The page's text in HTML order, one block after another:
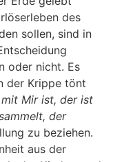
des
sollen, sind in
oder nicht. Es
der Krippe tönt
mit Mir ist, der ist
der
zu beziehen.
aus der